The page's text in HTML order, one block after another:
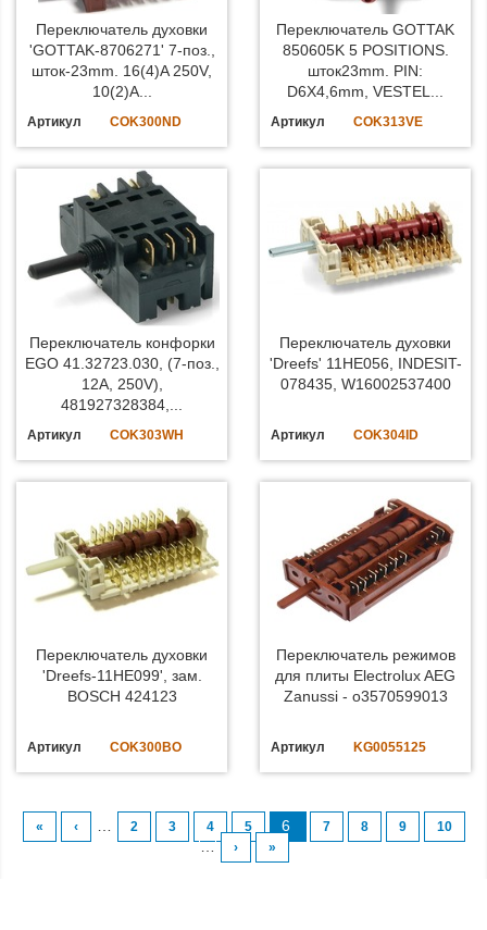
Переключатель духовки
'GOTTAK-8706271' 7-поз.,
шток-23mm. 16(4)A 250V,
10(2)A...
Артикул COK300ND
Переключатель GOTTAK
850605K 5 POSITIONS.
шток23mm. PIN:
D6X4,6mm, VESTEL...
Артикул COK313VE
Переключатель конфорки
EGO 41.32723.030, (7-поз.,
12A, 250V),
481927328384,...
Артикул COK303WH
Переключатель духовки
'Dreefs' 11HE056, INDESIT-
078435, W16002537400
Артикул COK304ID
Переключатель духовки
'Dreefs-11HE099', зам.
BOSCH 424123
Артикул COK300BO
Переключатель режимов
для плиты Electrolux AEG
Zanussi - o3570599013
Артикул KG0055125
« ‹ 2 3 4 5 6 7 8 9 10
… › »